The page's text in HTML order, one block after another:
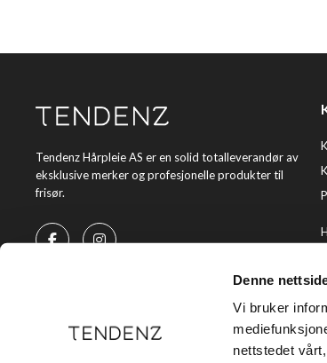
Denne
Vi bruker
nettstedet
Tendenz Hårpleie AS er en solid totalleverandør av
eksklusive merker og profesjonelle produkter til
frisør.